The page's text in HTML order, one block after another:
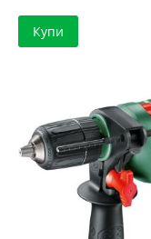
Купи